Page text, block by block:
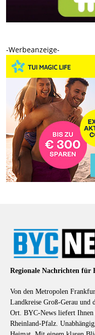
-Werbeanzeige-
Regionale Nachrichten für
Von den Metropolen
Landkreise Groß-Gerau und
Ort. BYC-News liefert Ihnen
Rheinland-Pfalz.